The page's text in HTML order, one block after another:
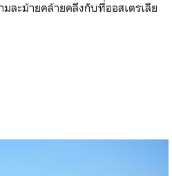
ละม้ายคล้ายคลึงกับที่ออสเตรเลีย